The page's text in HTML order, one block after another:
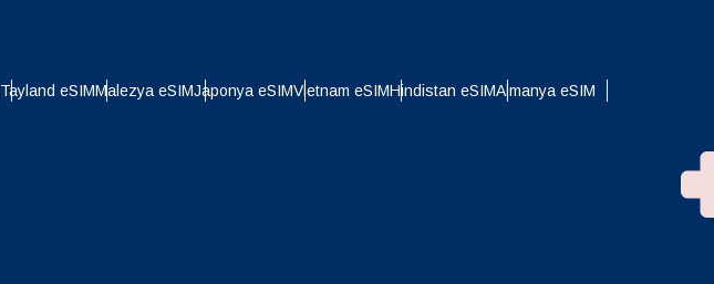
Tayland eSIMMalezya eSIMJaponya eSIMVietnam eSIMHindistan eSIMAlmanya eSIM